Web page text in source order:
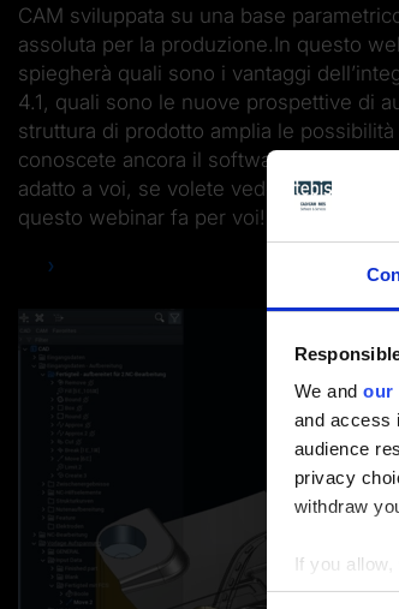
We and our
and access
audience
privacy
withdraw
If you
CAM sviluppata su una base
assoluta per la produzione.In questo
spiegherà quali sono i vantaggi
4.1, quali sono le nuove prospettive di
struttura di prodotto amplia le
conoscete ancora il software Tebis, se
adatto a voi, se volete vedere cosa di
questo webinar fa per voi!